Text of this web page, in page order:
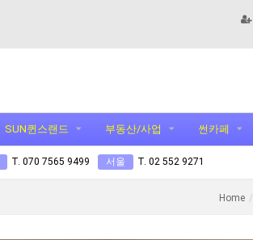
SUN퀸스랜드 부동산/사업 썬카페
T. 070 7565 9499 서울 T. 02 552 9271
Home